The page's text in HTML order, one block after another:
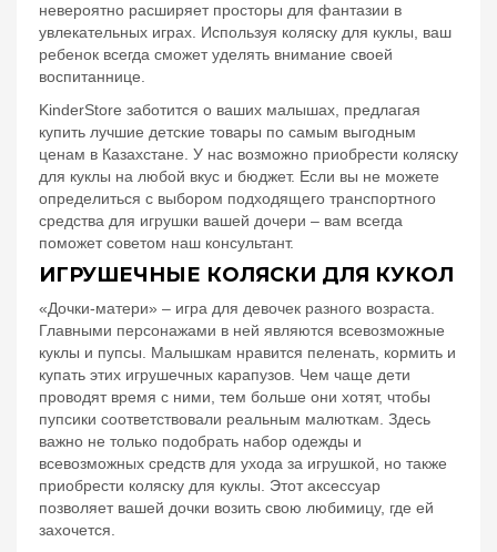
невероятно расширяет просторы для фантазии в
увлекательных играх. Используя коляску для куклы, ваш
ребенок всегда сможет уделять внимание своей
воспитаннице.
KinderStore заботится о ваших малышах, предлагая
купить лучшие детские товары по самым выгодным
ценам в Казахстане. У нас возможно приобрести коляску
для куклы на любой вкус и бюджет. Если вы не можете
определиться с выбором подходящего транспортного
средства для игрушки вашей дочери – вам всегда
поможет советом наш консультант.
ИГРУШЕЧНЫЕ КОЛЯСКИ ДЛЯ КУКОЛ
«Дочки-матери» – игра для девочек разного возраста.
Главными персонажами в ней являются всевозможные
куклы и пупсы. Малышкам нравится пеленать, кормить и
купать этих игрушечных карапузов. Чем чаще дети
проводят время с ними, тем больше они хотят, чтобы
пупсики соответствовали реальным малюткам. Здесь
важно не только подобрать набор одежды и
всевозможных средств для ухода за игрушкой, но также
приобрести коляску для куклы. Этот аксессуар
позволяет вашей дочки возить свою любимицу, где ей
захочется.